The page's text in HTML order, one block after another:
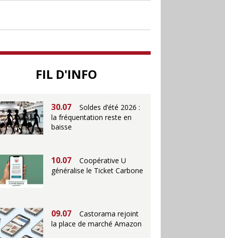
FIL D'INFO
25.06
Action ouvre un
30.07
Soldes d’été 2026 :
la fréquentation reste en
baisse
10.07
Coopérative U
généralise le Ticket Carbone
09.07
Castorama rejoint
la place de marché Amazon